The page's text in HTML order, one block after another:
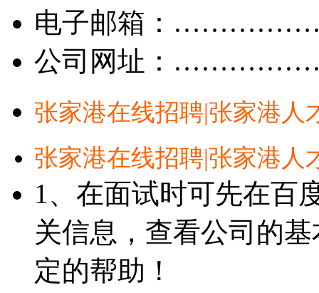
电子邮箱：
公司网址：
张家港在线招聘|张家港人
张家港在线招聘|张家港人
1、在面试时可先在百
关信息，查看公司的
定的帮助！